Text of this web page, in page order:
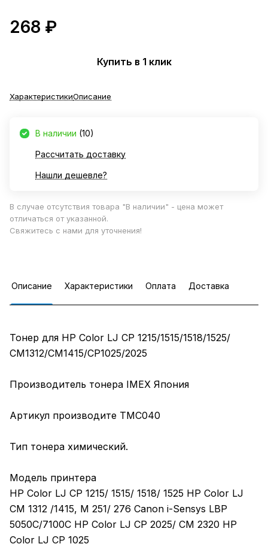
268 ₽
Купить в 1 клик
ХарактеристикиОписание
В наличии (10)
Рассчитать доставку
Нашли дешевле?
В случае отсутствия товара "В наличии" - цена может
отличаться от указанной.
Свяжитесь с нами для уточнения!
Описание Характеристики Оплата Доставка
Тонер для HP Color LJ CP 1215/1515/1518/1525/
СМ1312/CM1415/CP1025/2025
Производитель тонера IMEX Япония
Артикул производите TMC040
Тип тонера химический.
Модель принтера
HP Color LJ CP 1215/ 1515/ 1518/ 1525 HP Color LJ
CM 1312 /1415, M 251/ 276 Canon i-Sensys LBP
5050C/7100C HP Color LJ CP 2025/ CM 2320 HP
Color LJ CP 1025